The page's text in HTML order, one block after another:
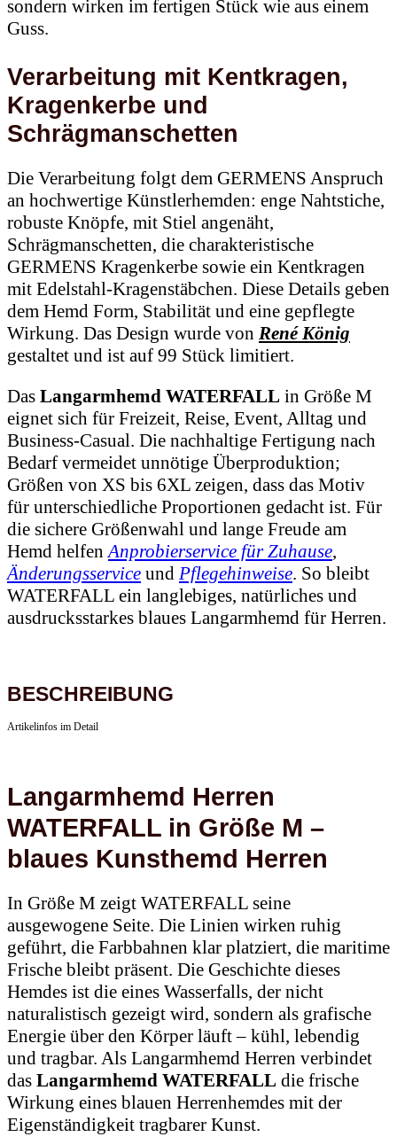
sondern wirken im fertigen Stück wie aus einem
Guss.
Verarbeitung mit Kentkragen,
Kragenkerbe und
Schrägmanschetten
Die Verarbeitung folgt dem GERMENS Anspruch
an hochwertige Künstlerhemden: enge Nahtstiche,
robuste Knöpfe, mit Stiel angenäht,
Schrägmanschetten, die charakteristische
GERMENS Kragenkerbe sowie ein Kentkragen
mit Edelstahl-Kragenstäbchen. Diese Details geben
dem Hemd Form, Stabilität und eine gepflegte
Wirkung. Das Design wurde von René König
gestaltet und ist auf 99 Stück limitiert.
Das Langarmhemd WATERFALL in Größe M
eignet sich für Freizeit, Reise, Event, Alltag und
Business-Casual. Die nachhaltige Fertigung nach
Bedarf vermeidet unnötige Überproduktion;
Größen von XS bis 6XL zeigen, dass das Motiv
für unterschiedliche Proportionen gedacht ist. Für
die sichere Größenwahl und lange Freude am
Hemd helfenAnprobierservice für Zuhause,
Änderungsservice und Pflegehinweise. So bleibt
WATERFALL ein langlebiges, natürliches und
ausdrucksstarkes blaues Langarmhemd für Herren.
BESCHREIBUNG
Artikelinfos im Detail
Langarmhemd Herren
WATERFALL in Größe M –
blaues Kunsthemd Herren
In Größe M zeigt WATERFALL seine
ausgewogene Seite. Die Linien wirken ruhig
geführt, die Farbbahnen klar platziert, die maritime
Frische bleibt präsent. Die Geschichte dieses
Hemdes ist die eines Wasserfalls, der nicht
naturalistisch gezeigt wird, sondern als grafische
Energie über den Körper läuft – kühl, lebendig
und tragbar. Als Langarmhemd Herren verbindet
das Langarmhemd WATERFALL die frische
Wirkung eines blauen Herrenhemdes mit der
Eigenständigkeit tragbarer Kunst.